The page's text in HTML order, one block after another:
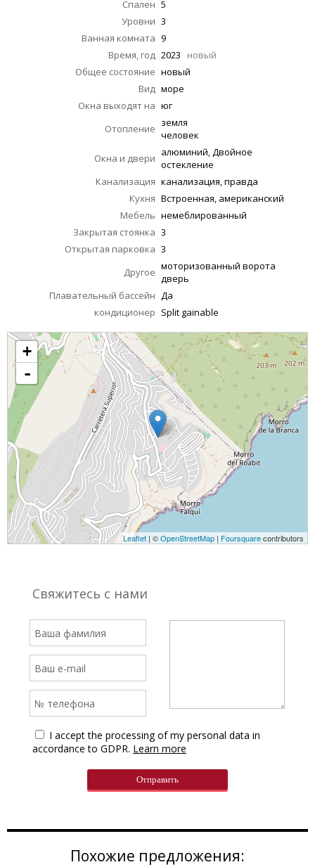
Похожие предложения:
Спален 5
Уровни 3
Ванная комната 9
Время, год 2023 новый
Общее состояние новый
Вид море
Окна выходят на юг
Отопление земля
человек
Окна и двери алюминий, Двойное
остекление
Канализация канализация, правда
Кухня Встроенная, американский
Мебель немеблированный
Закрытая стоянка 3
Открытая парковка 3
Другое моторизованный ворота
дверь
Плавательный бассейн Да
кондиционер Split gainable
+
-
Leaflet | ©OpenStreetMap | Foursquarecontributors
Свяжитесь с нами
I accept the processing of my personal data in
accordance to GDPR. Learn more